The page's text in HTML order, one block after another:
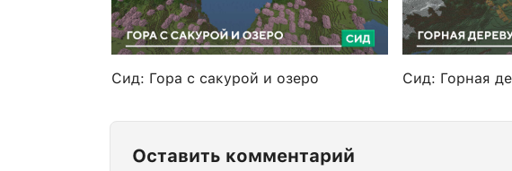
Сид: Гора с сакурой и озеро Сид: Горная
Оставить комментарий